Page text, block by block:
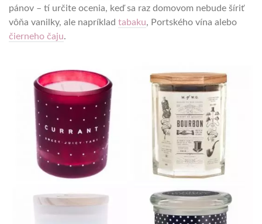
pánov – tí určite ocenia, keď sa raz domovom nebude šíriť
vôňa vanilky, ale napríklad tabaku, Portského vína alebo
čierneho čaju.